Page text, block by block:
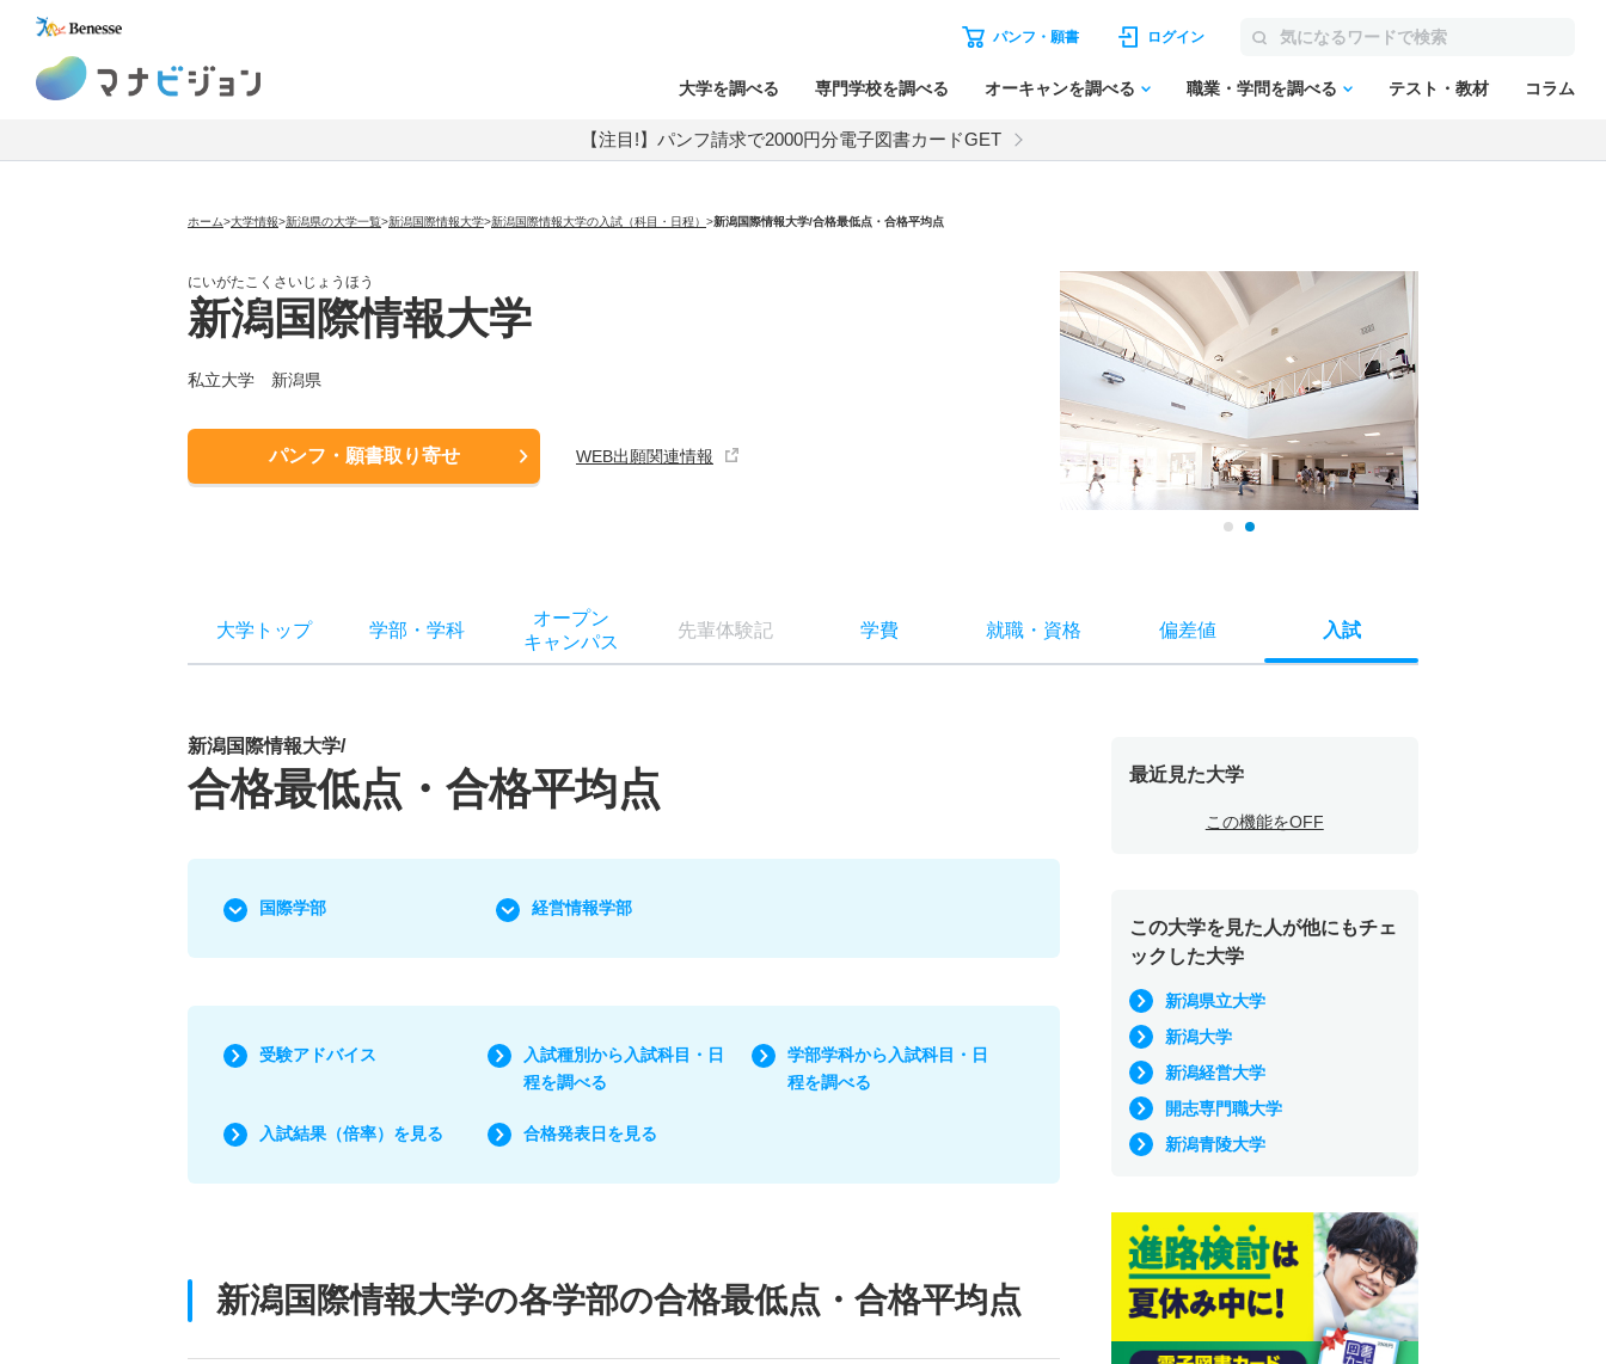
パンフ・願書 ログイン
大学を調べる 専門学校を調べる オーキャンを調べる 職業・学問を調べる テスト・教材 コラム
【注目!】パンフ請求で2000円分電子図書カードGET
ホーム>大学情報>新潟県の大学一覧>新潟国際情報大学>新潟国際情報大学の入試（科目・日程） >新潟国際情報大学/合格最低点・合格平均点
にいがたこくさいじょうほう
新潟国際情報大学
私立大学 新潟県
パンフ・願書取り寄せ WEB出願関連情報
大学トップ 学部 ・ 学科
オープン
キャンパス
先輩体験記 学費 就職・ 資格 偏差値 入試
新潟国際情報大学/
合格最低点・合格平均点
国際学部 経営情報学部
受験アドバイス
入試種別から入試科目・日
程を調べる
学部学科から入試科目・日
程を調べる
入試結果（倍率）を見る 合格発表日を見る
新潟国際情報大学の各学部の合格最低点・合格平均点
最近見た大学
この機能をOFF
この大学を見た人が他にもチェ
ックした大学
新潟県立大学
新潟大学
新潟経営大学
開志専門職大学
新潟青陵大学